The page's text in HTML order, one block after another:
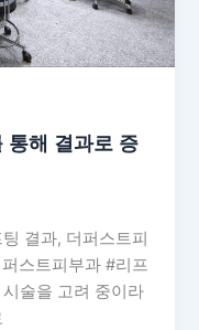
통해 결과로 증
결과, 더퍼스트피
스트피부과 #리프
술을 고려 중이라